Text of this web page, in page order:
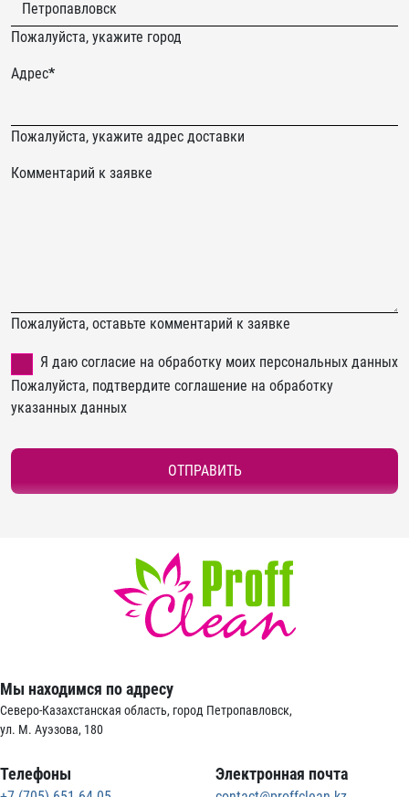
up
Пожалуйста, укажите город
Адрес*
Пожалуйста, укажите адрес доставки
Комментарий к заявке
Пожалуйста, оставьте комментарий к заявке
ОТПРАВИТЬ
Я даю согласие на обработку моих персональных данных
Пожалуйста, подтвердите соглашение на обработку
указанных данных
Мы находимся по адресу
Северо-Казахстанская область, город Петропавловск,
ул. М. Ауэзова, 180
Телефоны Электронная почта